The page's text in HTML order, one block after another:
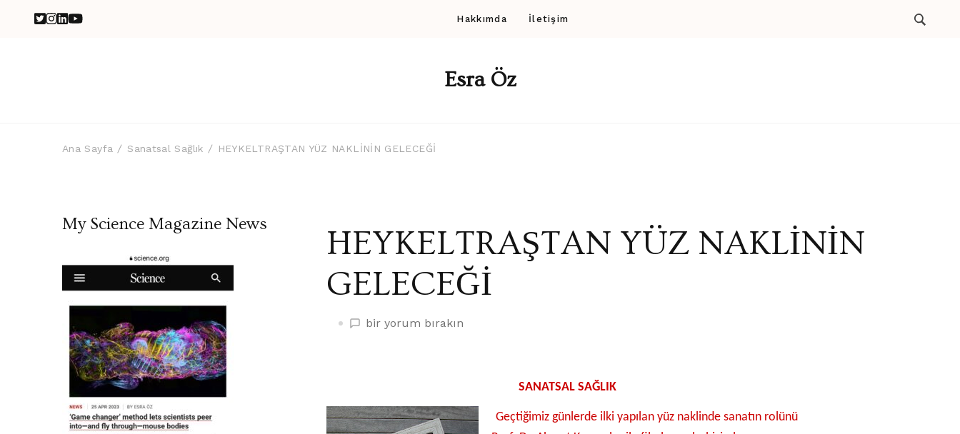
Hakkımda İletişim
Esra Öz
Ana Sayfa Sanatsal Sağlık HEYKELTRAŞTAN YÜZ NAKLİNİN GELECEĞİ
HEYKELTRAŞTAN YÜZ NAKLİNİN
GELECEĞİ
HEYKELTRAŞTAN
bir yorum bırakın
SANATSAL SAĞLIK
Geçtiğimiz günlerde ilki yapılan yüz naklinde sanatın rolünü
My Science Magazine News